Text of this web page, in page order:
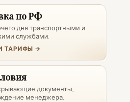
по РФ
дня транспортными и
службами.
ТАРИФЫ →
документы,
менеджера.